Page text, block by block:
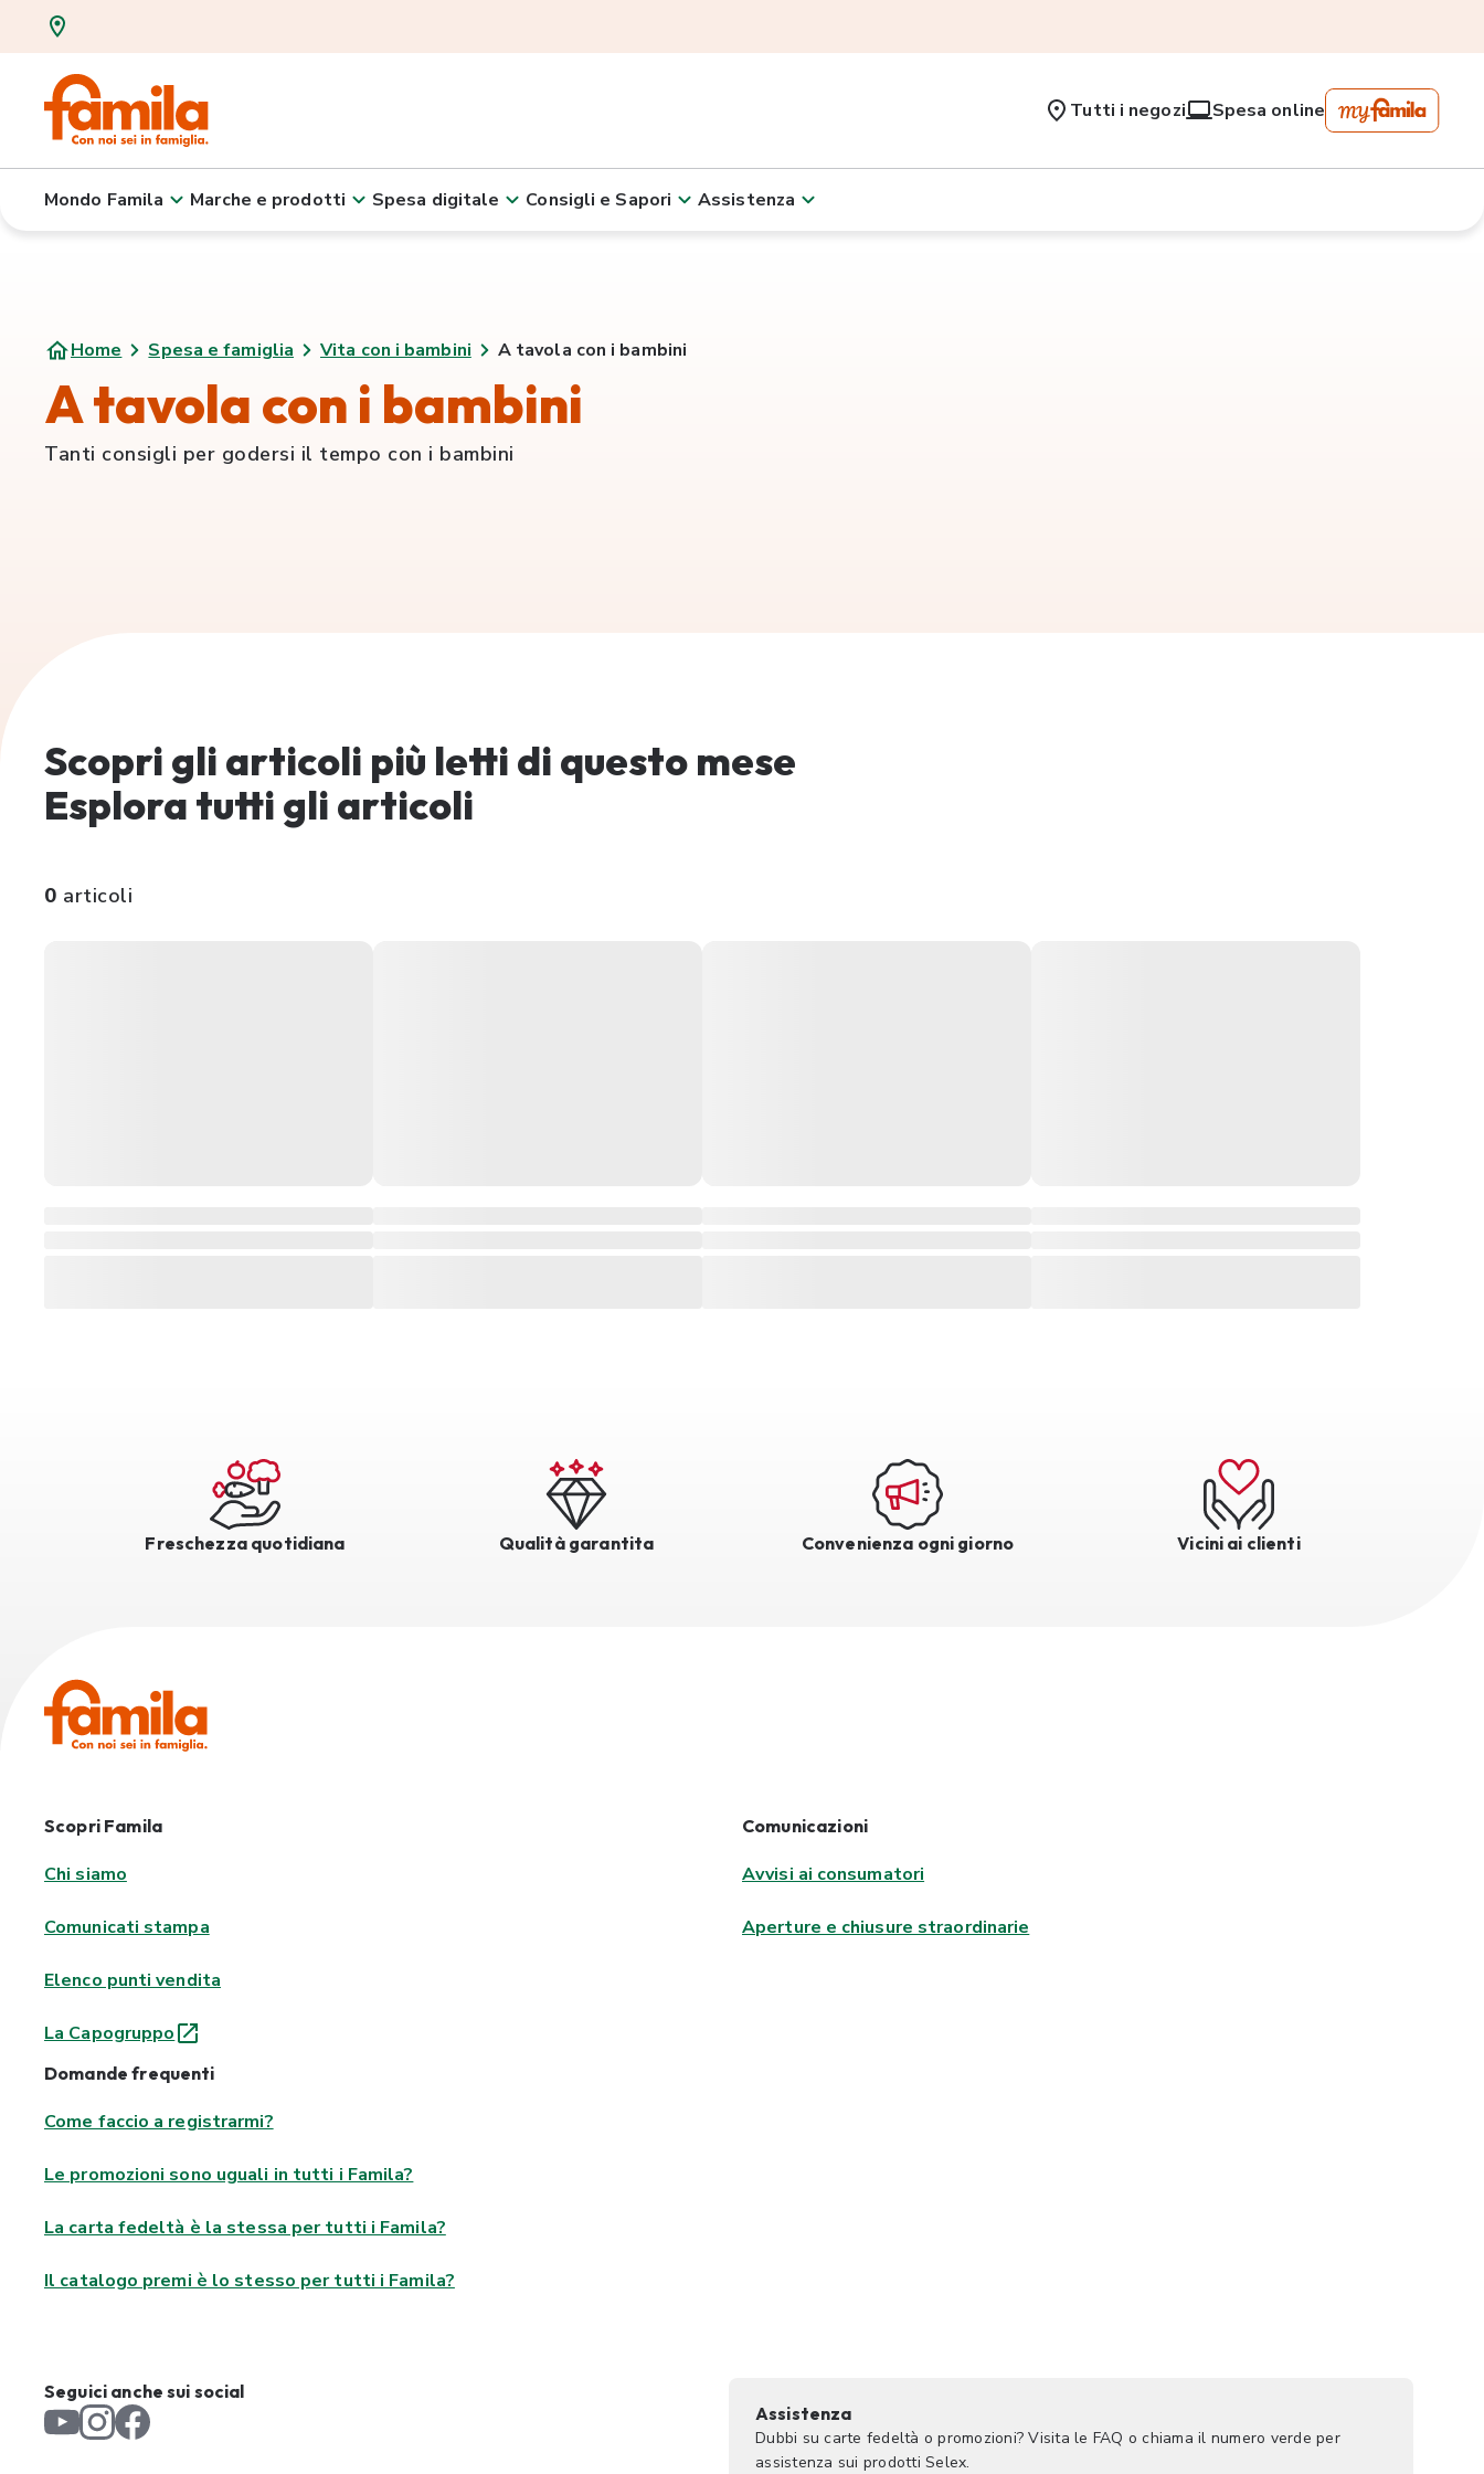
Tutti i negozi Spesa online
Mondo Famila Marche e prodotti Spesa digitale Consigli e Sapori Assistenza
Home Spesa e famiglia Vita con i bambini A tavola con i bambini
A tavola con i bambini
Tanti consigli per godersi il tempo con i bambini
Scopri gli articoli più letti di questo mese
Esplora tutti gli articoli
0 articoli
Freschezza quotidiana Qualità garantita Convenienza ogni giorno Vicini ai clienti
Scopri Famila
Chi siamo
Comunicati stampa
Elenco punti vendita
La Capogruppo
Comunicazioni
Avvisi ai consumatori
Aperture e chiusure straordinarie
Domande frequenti
Come faccio a registrarmi?
Le promozioni sono uguali in tutti i Famila?
La carta fedeltà è la stessa per tutti i Famila?
Il catalogo premi è lo stesso per tutti i Famila?
Seguici anche sui social
Assistenza
Dubbi su carte fedeltà o promozioni? Visita le FAQ o chiama il numero verde per
assistenza sui prodotti Selex.